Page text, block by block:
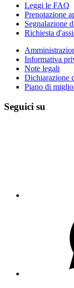
Leggi le FAQ
Prenotazione
Segnalazione
Richiesta
Informativa
Note legali
Dichiarazione
Piano di
Seguici su